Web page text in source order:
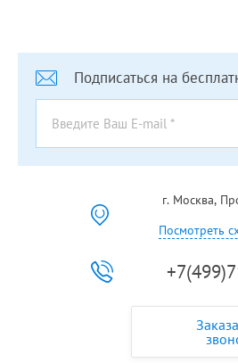
Подписаться на
г. Москва,
Посмотреть